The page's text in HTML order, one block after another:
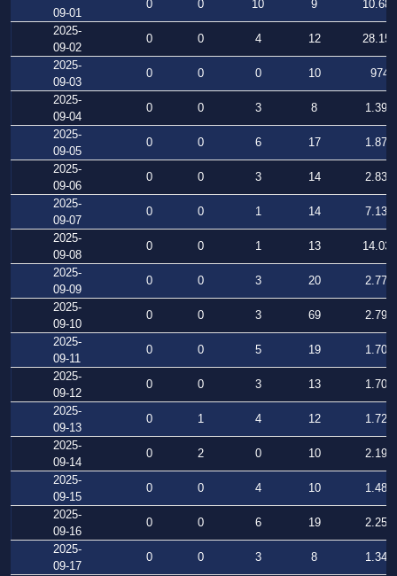
09-01
0 0 10 9
10.688
2025-
09-02
0 0 4 12
28.152
2025-
09-03
0 0 0 10
974
2025-
09-04
0 0 3 8
1.398
2025-
09-05
0 0 6 17
1.870
2025-
09-06
0 0 3 14
2.838
2025-
09-07
0 0 1 14
7.133
2025-
09-08
0 0 1 13
14.033
2025-
09-09
0 0 3 20
2.773
2025-
09-10
0 0 3 69
2.791
2025-
09-11
0 0 5 19
1.701
2025-
09-12
0 0 3 13
1.708
2025-
09-13
0 1 4 12
1.726
2025-
09-14
0 2 0 10
2.198
2025-
09-15
0 0 4 10
1.487
2025-
09-16
0 0 6 19
2.256
2025-
09-17
0 0 3 8
1.342